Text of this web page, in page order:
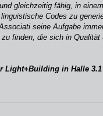
gleichzeitig fähig, in
Codes zu
seine Aufgabe
finden, die sich in
Light+Building in Halle 3.1